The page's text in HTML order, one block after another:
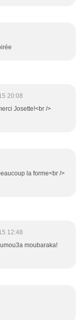
20:08
Josette!<br />
la forme<br />
12:48
moubaraka!